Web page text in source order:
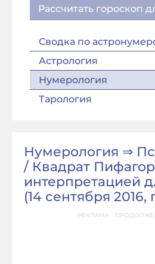
Рассчитать гороскоп
Сводка по
Астрология
Нумерология
Тарология
Нумерология ⇒
/ Квадрат
интерпретацией
(14 сентября 2016,
РЕКЛАМА -